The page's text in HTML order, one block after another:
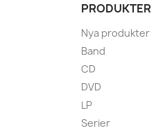
PRODUKTER
Nya produkter
Band
CD
DVD
LP
Serier